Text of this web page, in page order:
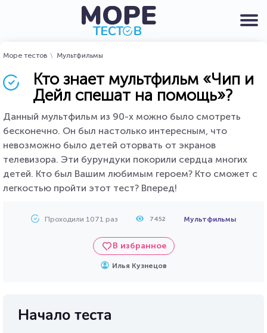
Море тестов Мультфильмы
Кто знает мультфильм «Чип и
Дейл спешат на помощь»?
Данный мультфильм из 90-х можно было смотреть
бесконечно. Он был настолько интересным, что
невозможно было детей оторвать от экранов
телевизора. Эти бурундуки покорили сердца многих
детей. Кто был Вашим любимым героем? Кто сможет с
легкостью пройти этот тест? Вперед!
Проходили 1071 раз 7452 Мультфильмы
В избранное
Илья Кузнецов
Начало теста